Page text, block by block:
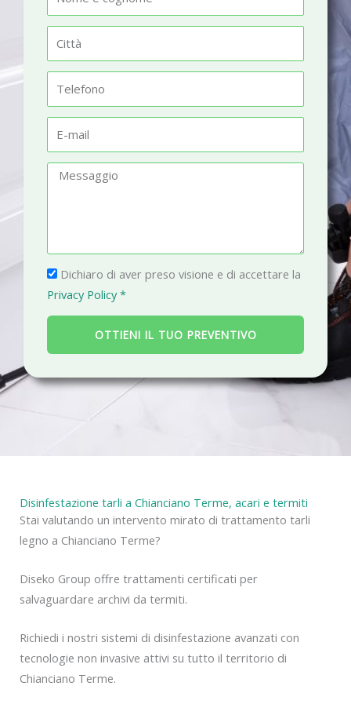
m
t
à
l
fm
a
g
g
i
P
r
i
a
c
Dichiaro di aver preso visione e di accettare la
Privacy Policy *
OTTIENI IL TUO PREVENTIVO
Disinfestazione tarli a Chianciano Terme, acari e termiti
Stai valutando un intervento mirato di trattamento tarli
legno a Chianciano Terme?
Diseko Group offre trattamenti certificati per
salvaguardare archivi da termiti.
Richiedi i nostri sistemi di disinfestazione avanzati con
tecnologie non invasive attivi su tutto il territorio di
Chianciano Terme.